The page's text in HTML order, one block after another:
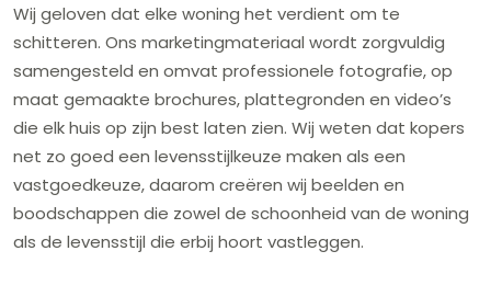
Wij geloven dat elke woning het verdient om te
schitteren. Ons marketingmateriaal wordt zorgvuldig
samengesteld en omvat professionele fotografie, op
maat gemaakte brochures, plattegronden en video’s
die elk huis op zijn best laten zien. Wij weten dat kopers
net zo goed een levensstijlkeuze maken als een
vastgoedkeuze, daarom creëren wij beelden en
boodschappen die zowel de schoonheid van de woning
als de levensstijl die erbij hoort vastleggen.